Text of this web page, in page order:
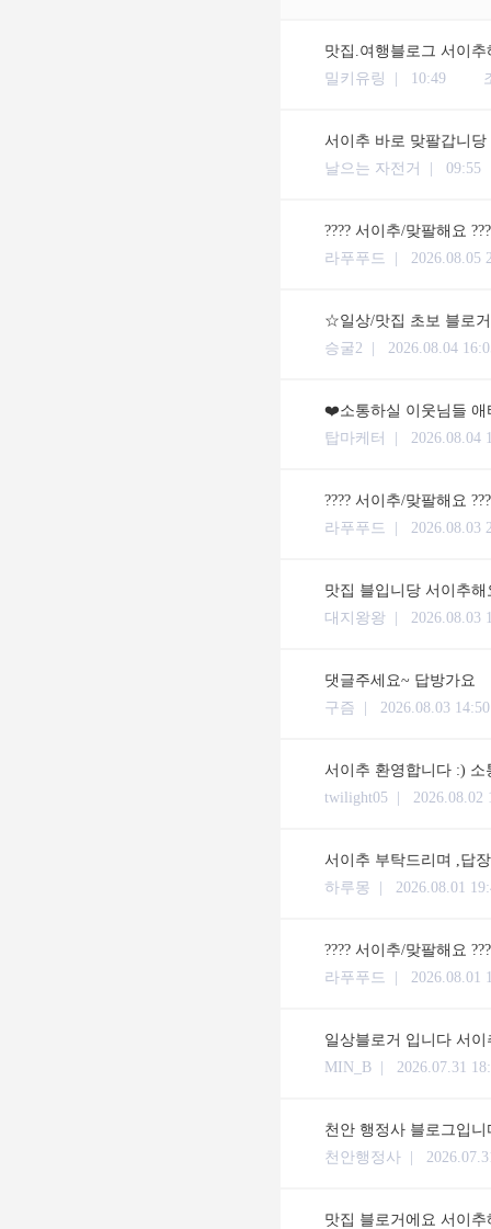
맛집.여행블로그 서이
밀키유링 |
10:49
서이추 바로 맞팔갑니당
날으는 자전거 | 09:55
???? 서이추/맞팔해요
라푸푸드 | 2026.08.05
☆일상/맛집 초보 블로
승굴2 | 2026.08.04
❤️소통하실 이웃님들
탑마케터 | 2026.08.04
???? 서이추/맞팔해요
라푸푸드 | 2026.08.03
맛집 블입니당 서이추
대지왕왕 | 2026.08.03
댓글주세요~ 답방가요
구즘 | 2026.08.03 14:50
서이추 환영합니다 :)
twilight05 | 2026.08.02
서이추 부탁드리며 ,답
하루몽 | 2026.08.01
???? 서이추/맞팔해요
라푸푸드 | 2026.08.01
일상블로거 입니다 서이
MIN_B | 2026.07.31
천안 행정사 블로그입
천안행정사 |
맛집 블로거에요 서이